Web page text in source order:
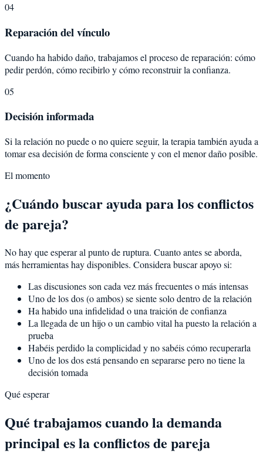
04
Reparación del vínculo
Cuando ha habido daño, trabajamos el proceso de reparación: cómo
pedir perdón, cómo recibirlo y cómo reconstruir la confianza.
05
Decisión informada
Si la relación no puede o no quiere seguir, la terapia también ayuda a
tomar esa decisión de forma consciente y con el menor daño posible.
El momento
¿Cuándo buscar ayuda para los conflictos
de pareja?
No hay que esperar al punto de ruptura. Cuanto antes se aborda,
más herramientas hay disponibles. Considera buscar apoyo si:
Las discusiones son cada vez más frecuentes o más intensas
Uno de los dos (o ambos) se siente solo dentro de la relación
Ha habido una infidelidad o una traición de confianza
La llegada de un hijo o un cambio vital ha puesto la relación a
prueba
Habéis perdido la complicidad y no sabéis cómo recuperarla
Uno de los dos está pensando en separarse pero no tiene la
decisión tomada
Qué esperar
Qué trabajamos cuando la demanda
principal es la conflictos de pareja